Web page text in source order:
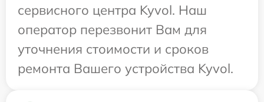
сервисного центра Kyvol. Наш
оператор перезвонит Вам для
уточнения стоимости и сроков
ремонта Вашего устройства Kyvol.